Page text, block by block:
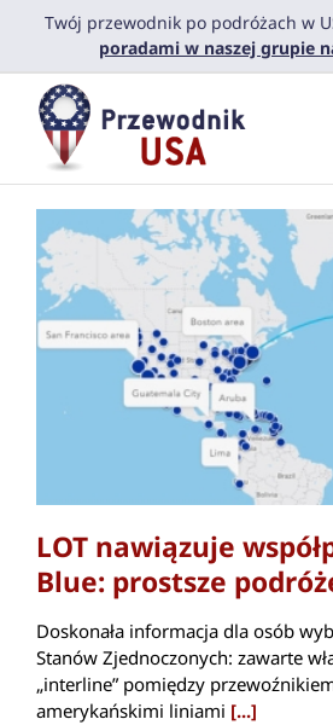
PrzejdźTwój przewodnik po podróżach w
poradami w naszej grupie
LOT nawiązuje
Blue: prostsze
Doskonała informacja dla osób
Stanów Zjednoczonych: zawarte
„interline” pomiędzy
amerykańskimi liniami [...]